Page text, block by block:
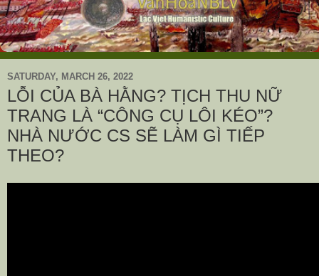
SATURDAY, MARCH 26, 2022
LỖI CỦA BÀ HẰNG? TỊCH THU NỮ
TRANG LÀ “CÔNG CỤ LÔI KÉO”?
NHÀ NƯỚC CS SẼ LÀM GÌ TIẾP
THEO?